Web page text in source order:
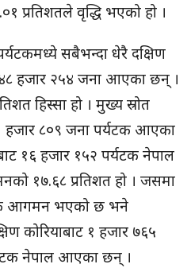
प्रतिशतले वृद्धि भएको हो ।
सबैभन्दा धेरै दक्षिण
हजार २५४ जना आएका छन् ।
हिस्सा हो । मुख्य स्रोत
हजार ८०९ जना पर्यटक आएका
१६ हजार १५२ पर्यटक नेपाल
१७.६८ प्रतिशत हो । जसमा
आगमन भएको छ भने
कोरियाबाट १ हजार ७६५
नेपाल आएका छन् ।